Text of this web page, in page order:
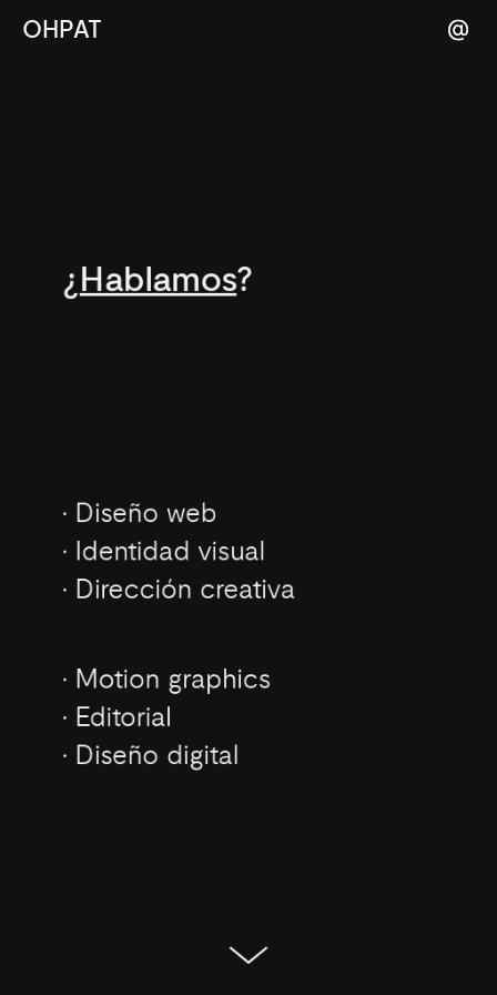
OHPAT
¿Hablamos?
· Diseño web
· Identidad visual
· Dirección creativa
· Motion graphics
· Editorial
· Diseño digital